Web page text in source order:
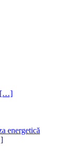
[…]
energetică